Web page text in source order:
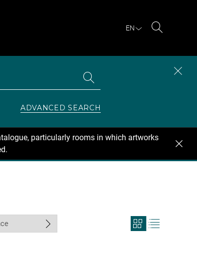
EN
ADVANCED SEARCH
particularly rooms in which artworks
View
search